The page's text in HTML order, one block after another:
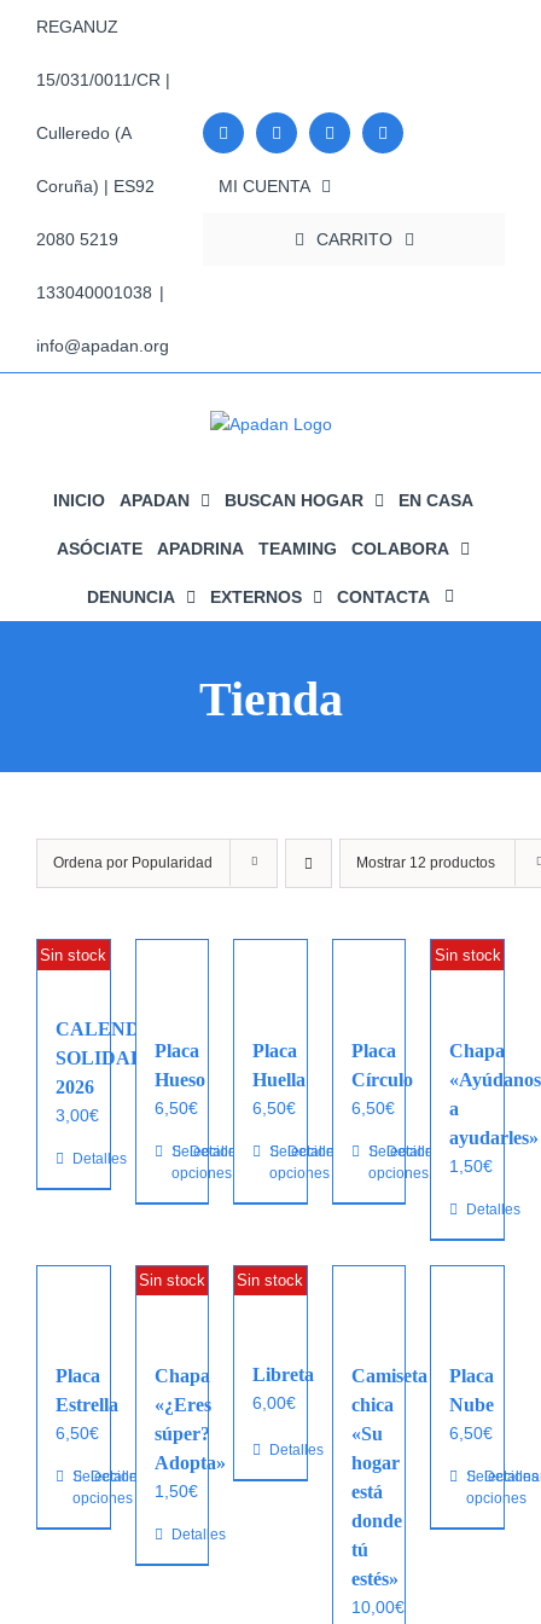
REGANUZ
15/031/0011/CR |
Culleredo (A
Coruña) | ES92
2080 5219
133040001038 |
info@apadan.org
MI CUENTA
CARRITO
INICIO APADAN BUSCAN HOGAR EN CASA
ASÓCIATE APADRINA TEAMING COLABORA
DENUNCIA EXTERNOS CONTACTA
Tienda
Ordena por Popularidad Mostrar 12 productos
Sin stock
CALENDARIO
SOLIDARIO
2026
3,00€
Detalles
Placa
Hueso
6,50€
Seleccionar
opciones
Este
producto
tiene
variantes.
Las
pueden
elegir
en
la
página
producto
Detalles
Placa
Huella
6,50€
Seleccionar
opciones
Este
producto
tiene
variantes.
Las
pueden
elegir
la
página
Detalles
Placa
Círculo
6,50€
Seleccionar
opciones
Este
producto
tiene
múltiples
variantes.
pueden
elegir
en
la
página
de
Detalles
Sin stock
Chapa
«Ayúdanos
a
ayudarles»
1,50€
Detalles
Placa
Estrella
6,50€
Seleccionar
opciones
Este
producto
tiene
múltiples
Detalles
Sin stock
Chapa
«¿Eres
súper?
Adopta»
1,50€
Detalles
Sin stock
Libreta
6,00€
Detalles
Camiseta
chica
«Su
hogar
está
donde
tú
estés»
10,00€
Placa
Nube
6,50€
opciones
Este
producto
tiene
Detalles